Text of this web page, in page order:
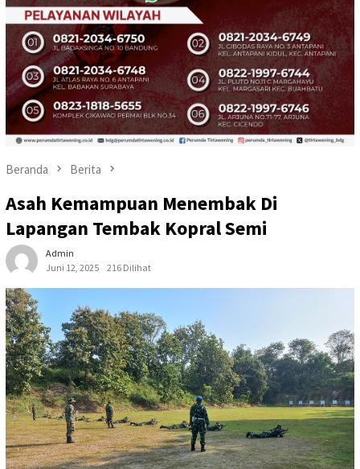
Beranda Berita
Asah Kemampuan Menembak Di
Lapangan Tembak Kopral Semi
Admin
Juni 12, 2025
216 Dilihat